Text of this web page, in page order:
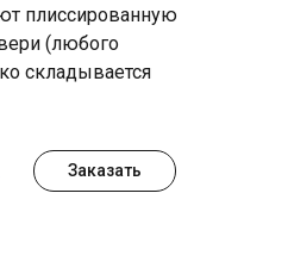
плиссированную
(любого
складывается
Заказать